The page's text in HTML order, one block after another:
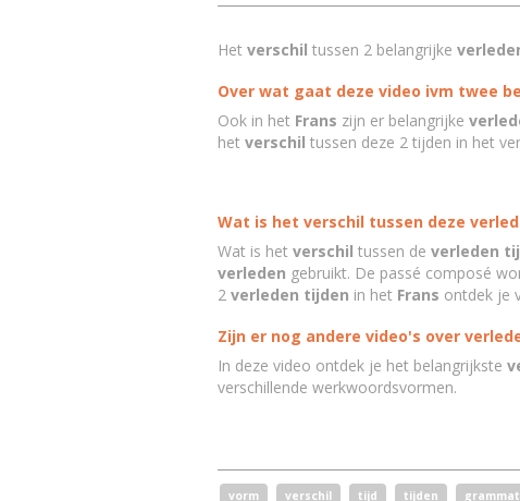
Het verschil tussen 2 belangrijke
Over wat gaat deze video ivm twee
Ook in het Frans zijn er belangrijke
het verschil tussen deze 2 tijden in het
Wat is het verschil tussen deze
Wat is het verschil tussen de verleden
verleden gebruikt. De passé composé
2 verleden tijden in het Frans ontdek je
Zijn er nog andere video's over
In deze video ontdek je het belangrijkste
verschillende werkwoordsvormen.
vorm verschil tijd tijden